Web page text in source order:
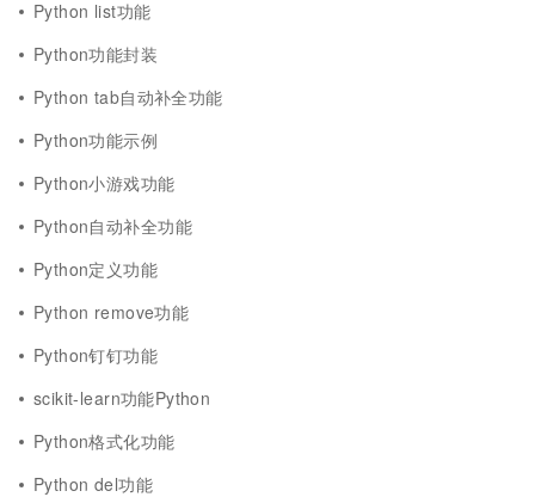
Python list功能
Python功能封装
Python tab自动补全功能
Python功能示例
Python小游戏功能
Python自动补全功能
Python定义功能
Python remove功能
Python钉钉功能
scikit-learn功能Python
Python格式化功能
Python del功能